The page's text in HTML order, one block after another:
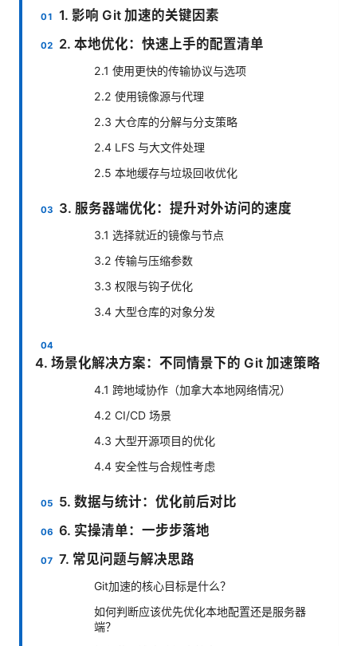
1. 影响 Git 加速的关键因素
2. 本地优化：快速上手的配置清单
2.1 使用更快的传输协议与选项
2.2 使用镜像源与代理
2.3 大仓库的分解与分支策略
2.4 LFS 与大文件处理
2.5 本地缓存与垃圾回收优化
3. 服务器端优化：提升对外访问的速度
3.1 选择就近的镜像与节点
3.2 传输与压缩参数
3.3 权限与钩子优化
3.4 大型仓库的对象分发
4. 场景化解决方案：不同情景下的 Git 加速策略
4.1 跨地域协作（加拿大本地网络情况）
4.2 CI/CD 场景
4.3 大型开源项目的优化
4.4 安全性与合规性考虑
5. 数据与统计：优化前后对比
6. 实操清单：一步步落地
7. 常见问题与解决思路
Git加速的核心目标是什么？
如何判断应该优先优化本地配置还是服务器
端？